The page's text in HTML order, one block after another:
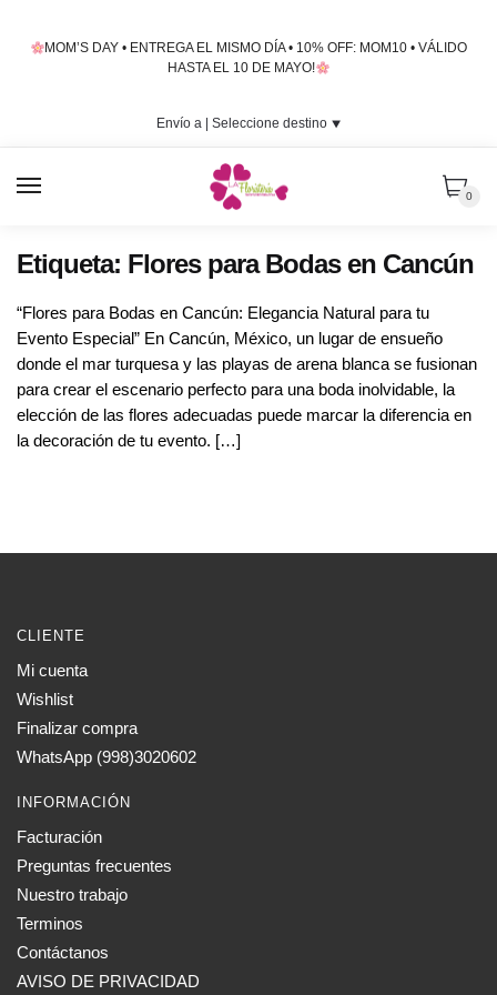
MOM’S DAY • ENTREGA EL MISMO DÍA • 10% OFF: MOM10 • VÁLIDO
HASTA EL 10 DE MAYO!
Envío a | Seleccione destino⯆
0
Etiqueta: Flores para Bodas en Cancún
“Flores para Bodas en Cancún: Elegancia Natural para tu
Evento Especial” En Cancún, México, un lugar de ensueño
donde el mar turquesa y las playas de arena blanca se fusionan
para crear el escenario perfecto para una boda inolvidable, la
elección de las flores adecuadas puede marcar la diferencia en
la decoración de tu evento. […]
CLIENTE
Mi cuenta
Wishlist
Finalizar compra
WhatsApp (998)3020602
INFORMACIÓN
Facturación
Preguntas frecuentes
Nuestro trabajo
Terminos
Contáctanos
AVISO DE PRIVACIDAD